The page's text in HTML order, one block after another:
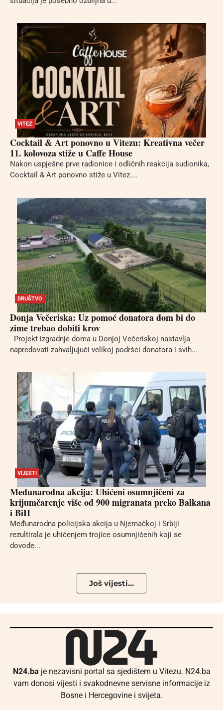
VITEZ
Cocktail & Art ponovno u Vitezu: Kreativna večer
11. kolovoza stiže u Caffe House
Nakon uspješne prve radionice i odličnih reakcija sudionika,
Cocktail & Art ponovno stiže u Vitez....
DRUŠTVO
Donja Večeriska: Uz pomoć donatora dom bi do
zime trebao dobiti krov
Projekt izgradnje doma u Donjoj Večeriskoj nastavlja
napredovati zahvaljujući velikoj podršci donatora i svih...
VIJESTI
Međunarodna akcija: Uhićeni osumnjičeni za
krijumčarenje više od 900 migranata preko Balkana
i BiH
Međunarodna policijska akcija u Njemačkoj i Srbiji
rezultirala je uhićenjem trojice osumnjičenih koji se
dovode...
Još vijesti...
N24.ba je nezavisni portal sa sjedištem u Vitezu. N24.ba
vam donosi vijesti i svakodnevne servisne informacije iz
Bosne i Hercegovine i svijeta.